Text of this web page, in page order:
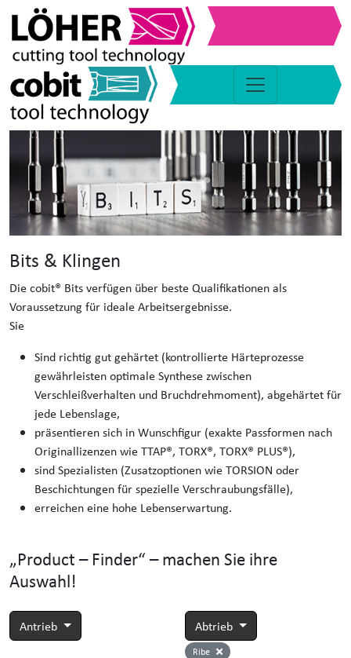
Bits & Klingen
Die cobit® Bits verfügen über beste Qualifikationen als
Voraussetzung für ideale Arbeitsergebnisse.
Sie
Sind richtig gut gehärtet (kontrollierte Härteprozesse
gewährleisten optimale Synthese zwischen
Verschleißverhalten und Bruchdrehmoment), abgehärtet für
jede Lebenslage,
präsentieren sich in Wunschfigur (exakte Passformen nach
Originallizenzen wie TTAP®, TORX®, TORX® PLUS®),
sind Spezialisten (Zusatzoptionen wie TORSION oder
Beschichtungen für spezielle Verschraubungsfälle),
erreichen eine hohe Lebenserwartung.
„Product – Finder“ – machen Sie ihre
Auswahl!
Antrieb Abtrieb
Ribe